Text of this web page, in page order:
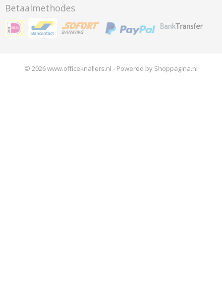
Betaalmethodes
© 2026 www.officeknallers.nl - Powered by Shoppagina.nl